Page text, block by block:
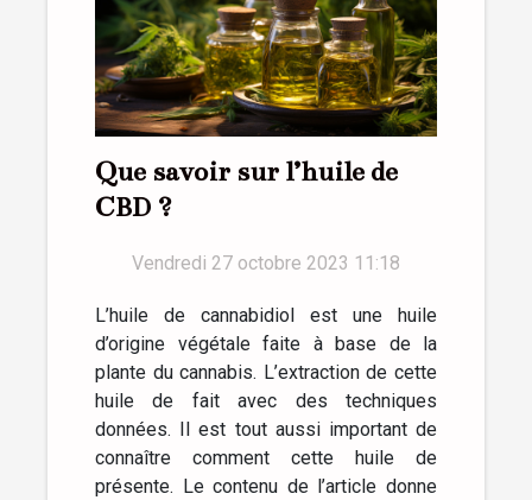
Que savoir sur l’huile de
CBD ?
Vendredi 27 octobre 2023 11:18
L’huile de cannabidiol est une huile
d’origine végétale faite à base de la
plante du cannabis. L’extraction de cette
huile de fait avec des techniques
données. Il est tout aussi important de
connaître comment cette huile de
présente. Le contenu de l’article donne